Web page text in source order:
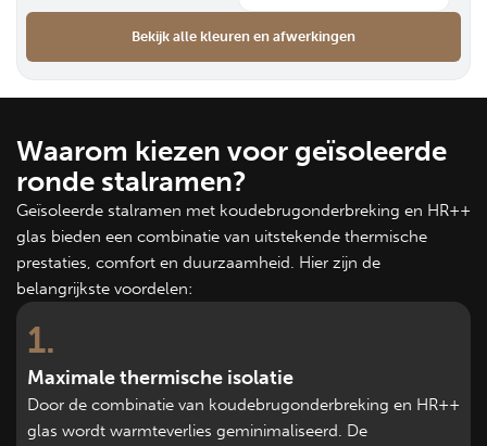
Bekijk alle kleuren en afwerkingen
Waarom kiezen voor geïsoleerde
ronde stalramen?
Geïsoleerde stalramen met koudebrugonderbreking en HR++
glas bieden een combinatie van uitstekende thermische
prestaties, comfort en duurzaamheid. Hier zijn de
belangrijkste voordelen:
1
Maximale thermische isolatie
Door de combinatie van koudebrugonderbreking en HR++
glas wordt warmteverlies geminimaliseerd. De